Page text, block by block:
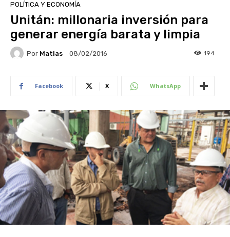
POLÍTICA Y ECONOMÍA
Unitán: millonaria inversión para
generar energía barata y limpia
Por Matias 08/02/2016 194
Facebook X WhatsApp